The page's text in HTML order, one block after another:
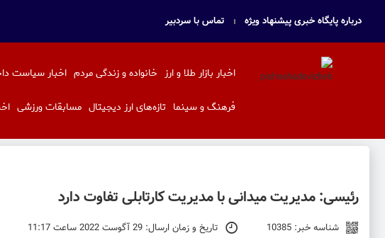
درباره پایگاه خبری پیشنهاد ویژه تماس با سردبیر
اخبار بازار طلا و ارز خانواده و زندگی مردم اخبار سیاست
فرهنگ و سینما تازه‌های ارز دیجیتال مسابقات ورزشی
رئیسی: مدیریت میدانی با مدیریت کارتابلی تفاوت دارد
شناسه خبر: 10385 تاریخ و زمان ارسال: 29 آگوست 2022 ساعت 11:17